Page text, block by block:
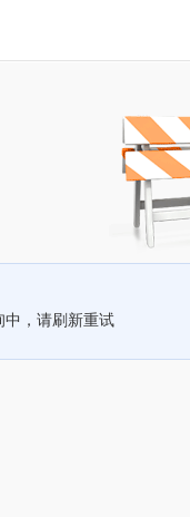
中，请刷新重试